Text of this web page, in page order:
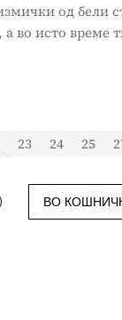
од бели
во исто време
23 24 25
ВО